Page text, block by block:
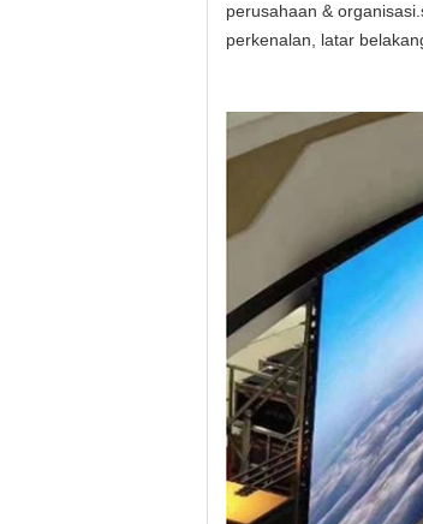
perusahaan &
perkenalan, latar